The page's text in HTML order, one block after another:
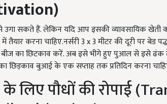
सकते हैं. लेकिन यदि आप इसकी व्यावसायिक खेती
तैयार करना चाहिए.नर्सरी 3 x 3 मीटर की दूरी पर बेड
बीज का छिटकाव करें. अब इसे भीगे हुए पुआल से इसे
छिड़काव बुआई के एक सप्ताह तक प्रतिदिन करना
लिए पौधों की रोपाई